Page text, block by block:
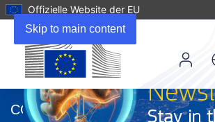
Skip to main content
Offizielle Website der EU
neuem
CORDIS